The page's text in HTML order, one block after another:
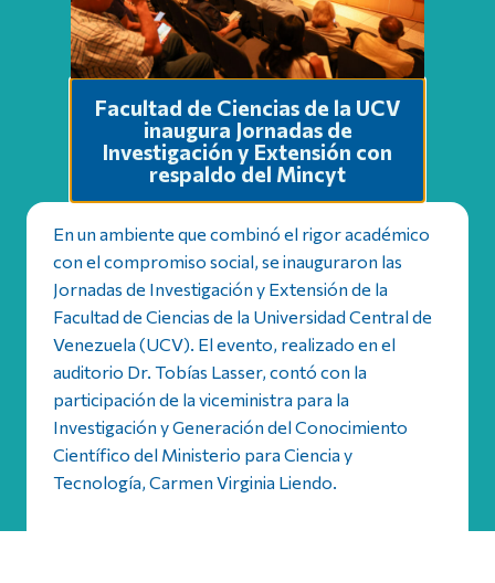
Facultad de Ciencias de la UCV
inaugura Jornadas de
Investigación y Extensión con
respaldo del Mincyt
En un ambiente que combinó el rigor académico
con el compromiso social, se inauguraron las
Jornadas de Investigación y Extensión de la
Facultad de Ciencias de la Universidad Central de
Venezuela (UCV). El evento, realizado en el
auditorio Dr. Tobías Lasser, contó con la
participación de la viceministra para la
Investigación y Generación del Conocimiento
Científico del Ministerio para Ciencia y
Tecnología, Carmen Virginia Liendo.